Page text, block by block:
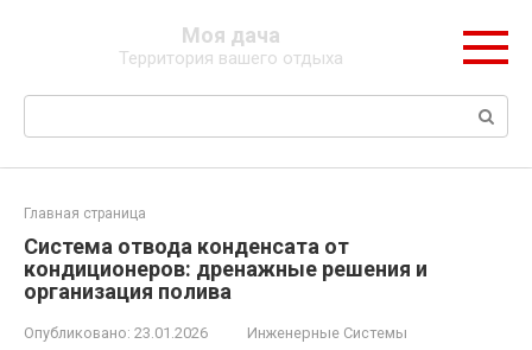
Моя дача
Территория вашего отдыха
Поиск:
Главная страница
Система отвода конденсата от
кондиционеров: дренажные решения и
организация полива
Опубликовано: 23.01.2026 Инженерные Системы